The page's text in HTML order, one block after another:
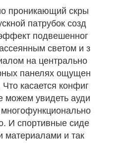
проникающий скры
патрубок созд
подвешенног
светом и з
на центрально
панелях ощущен
касается конфиг
можем увидеть ауди
И спортивные сиде
и так